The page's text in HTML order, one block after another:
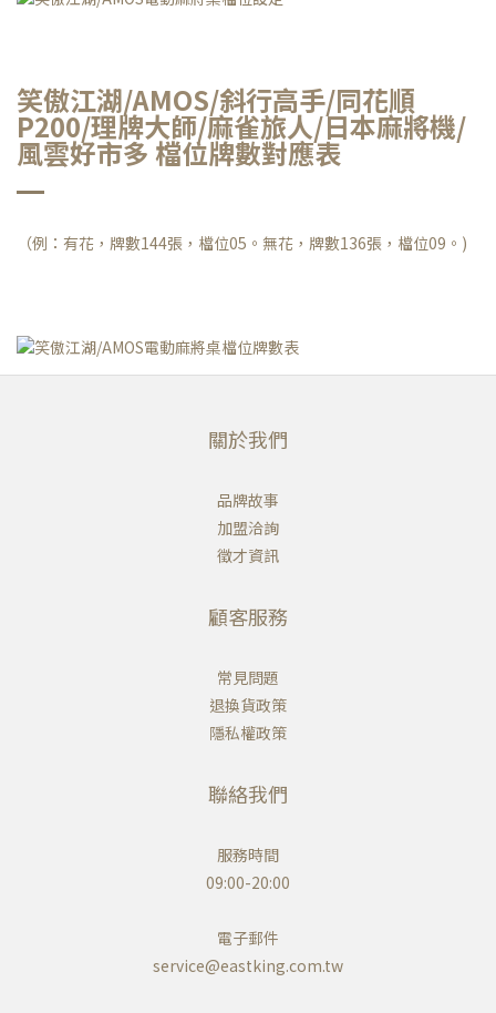
笑傲江湖/AMOS/斜行高手/同花順
P200/理牌大師/麻雀旅人/日本麻將機/
風雲好市多 檔位牌數對應表
（例：有花，牌數144張，檔位05。無花，牌數136張，檔位09。)
關於我們
品牌故事
加盟洽詢
徵才資訊
顧客服務
常見問題
退換貨政策
隱私權政策
聯絡我們
服務時間
09:00-20:00
電子郵件
service@eastking.com.tw